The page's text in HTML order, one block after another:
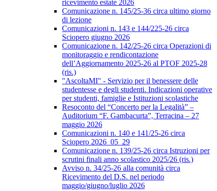
ricevimento estate 2026
Comunicazione n. 145/25-36 circa ultimo giorno
di lezione
Comunicazioni n. 143 e 144/225-26 circa
Sciopero giugno 2026
Comunicazione n. 142/25-26 circa Operazioni di
monitoraggio e rendicontazione
dell’Aggiornamento 2025-26 al PTOF 2025-28
(ris.)
"AscoltaMI" - Servizio per il benessere delle
studentesse e degli studenti. Indicazioni operative
per studenti, famiglie e Istituzioni scolastiche
Resoconto del “Concerto per la Legalità” –
Auditorium “F. Gambacurta”, Terracina – 27
maggio 2026
Comunicazioni n. 140 e 141/25-26 circa
Sciopero 2026_05_29
Comunicazione n. 139/25-26 circa Istruzioni per
scrutini finali anno scolastico 2025/26 (ris.)
Avviso n. 34/25-26 alla comunità circa
Ricevimento del D.S. nel periodo
maggio/giugno/luglio 2026